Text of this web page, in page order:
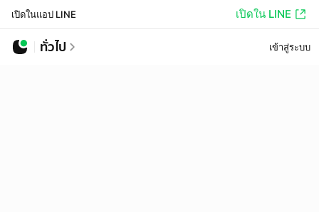
เปิดในแอป LINE เปิดใน LINE
ทั่วไป เข้าสู่ระบบ